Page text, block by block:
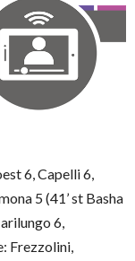
6, Capelli 6,
5 (41’ st Basha
6,
Frezzolini,